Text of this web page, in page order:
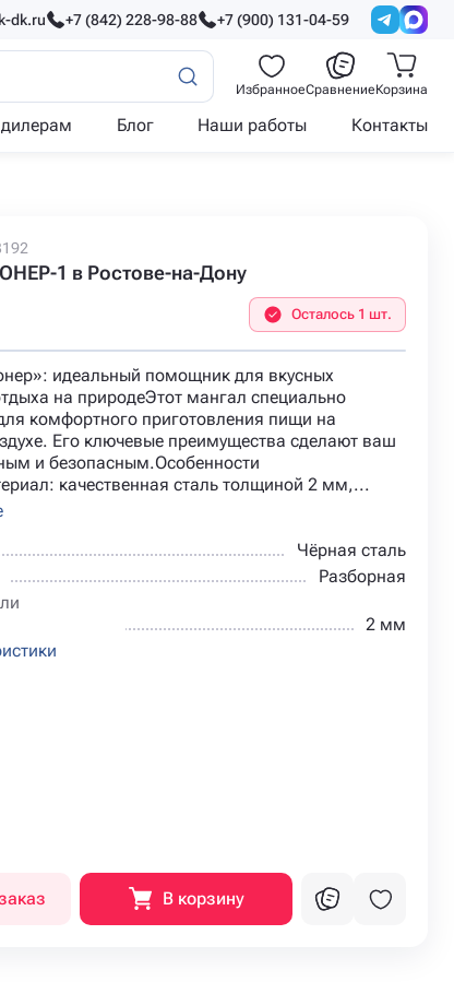
dk.ru +7 (842) 228-98-88 +7 (900) 131-04-59
ИзбранноеСравнениеКорзина
Блог Наши работы Контакты
1 в Ростове-на-Дону
Осталось 1 шт.
идеальный помощник для вкусных
на природеЭтот мангал специально
комфортного приготовления пищи на
Его ключевые преимущества сделают ваш
и безопасным.Особенности
качественная сталь толщиной 2 мм,...
Чёрная сталь
Разборная
2 мм
В корзину